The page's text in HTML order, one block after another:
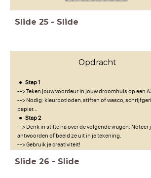
Slide 25 - Slide
Opdracht
Stap 1
--> Teken jouw voordeur in jouw droomhuis op een
--> Nodig: kleurpotloden, stiften of wasco,
papier...
Stap 2
--> Denk in stilte na over de volgende vragen. Noteer
antwoorden of beeld ze uit in je tekening.
--> Gebruik je creativiteit!
Slide 26 - Slide